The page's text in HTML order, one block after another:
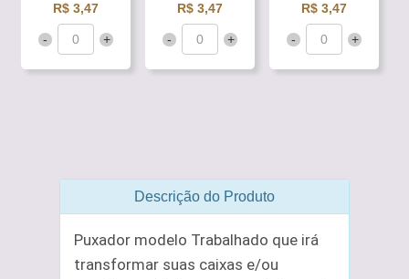
R$ 3,47
- +
R$ 3,47
- +
R$ 3,47
- +
Descrição do Produto
Puxador modelo Trabalhado que irá
transformar suas caixas e/ou